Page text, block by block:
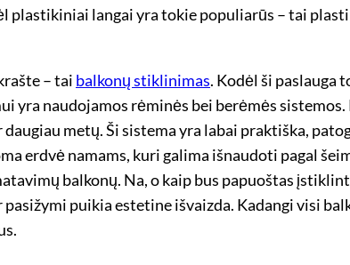
plastikiniai langai yra tokie populiarūs – tai
– tai balkonų stiklinimas. Kodėl ši paslauga
naudojamos rėminės bei berėmės
metų. Ši sistema yra labai praktiška,
erdvė namams, kuri galima išnaudoti pagal
balkonų. Na, o kaip bus papuoštas
puikia estetine išvaizda. Kadangi visi